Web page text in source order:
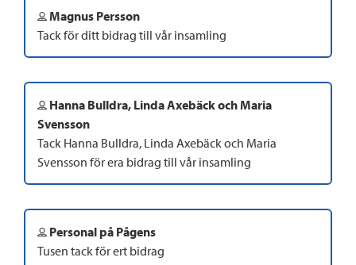
Magnus Persson
Tack för ditt bidrag till vår insamling
Hanna Bulldra, Linda Axebäck och Maria
Svensson
Tack Hanna Bulldra, Linda Axebäck och Maria
Svensson för era bidrag till vår insamling
Personal på Pågens
Tusen tack för ert bidrag